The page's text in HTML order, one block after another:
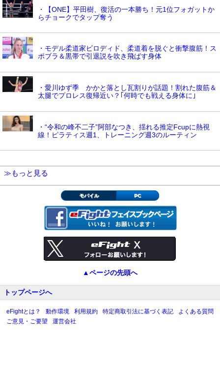
・【ONE】平田樹、復活の一本勝ち！元1位フォガットか
らチョークでタップ奪う
・モデル柔道家ビロディド、柔道着を脱ぐと衝撃腹筋！ス
ポブラ＆黒帯で引退説を吹き飛ばす身体
・愛川ゆず季 かかと落とし瓦割りが話題！割れた腹筋＆
太腿でプロレス復帰近い？｢何時でも戦える身体に｣
・“令和の峰不二子”阿部なつき、揺れる推定Fcupに熱視
線！ピラティス週1、トレーニング週3のルーティン
≫もっと見る
モバイル PC
▲ページの先頭へ
トップページへ
eFightとは？ 動作環境 利用規約 特定商取引法に基づく表記
よくある質問
ご意見・ご要望
運営会社